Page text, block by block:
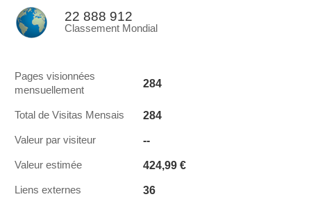
22 888 912
Classement Mondial
Pages visionnées
mensuellement
284
Total de Visitas Mensais 284
Valeur par visiteur --
Valeur estimée 424,99 €
Liens externes 36